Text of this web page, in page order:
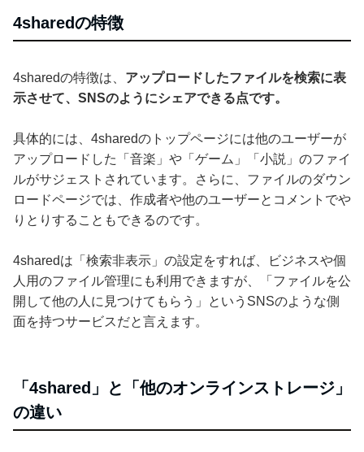
4sharedの特徴
4sharedの特徴は、 アップロードしたファイルを検索に表
示させて、SNSのようにシェアできる点です。
具体的には、4sharedのトップページには他のユーザーが
アップロードした「音楽」や「ゲーム」「小説」のファイ
ルがサジェストされています。さらに、ファイルのダウン
ロードページでは、作成者や他のユーザーとコメントでや
りとりすることもできるのです。
4sharedは「検索非表示」の設定をすれば、ビジネスや個
人用のファイル管理にも利用できますが、「ファイルを公
開して他の人に見つけてもらう」というSNSのような側
面を持つサービスだと言えます。
「4shared」と「他のオンラインストレージ」
の違い